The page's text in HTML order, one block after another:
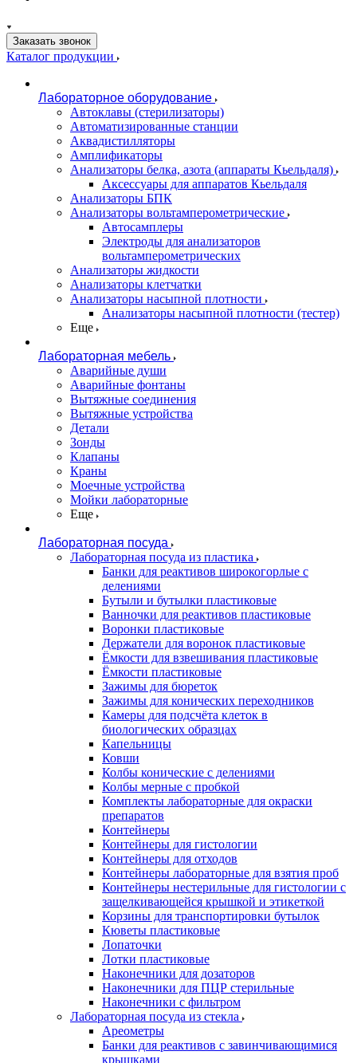
Заказать звонок
Каталог продукции
Лабораторное оборудование
Автоклавы (стерилизаторы)
Автоматизированные станции
Аквадистилляторы
Амплификаторы
Анализаторы белка, азота (аппараты Кьельдаля)
Аксессуары для аппаратов Кьельдаля
Анализаторы БПК
Анализаторы вольтамперометрические
Автосамплеры
Электроды для анализаторов
вольтамперометрических
Анализаторы жидкости
Анализаторы клетчатки
Анализаторы насыпной плотности
Анализаторы насыпной плотности (тестер)
Еще
Лабораторная мебель
Аварийные души
Аварийные фонтаны
Вытяжные соединения
Вытяжные устройства
Детали
Зонды
Клапаны
Краны
Моечные устройства
Мойки лабораторные
Еще
Лабораторная посуда
Лабораторная посуда из пластика
Банки для реактивов широкогорлые с
делениями
Бутыли и бутылки пластиковые
Ванночки для реактивов пластиковые
Воронки пластиковые
Держатели для воронок пластиковые
Ёмкости для взвешивания пластиковые
Ёмкости пластиковые
Зажимы для бюреток
Зажимы для конических переходников
Камеры для подсчёта клеток в
биологических образцах
Капельницы
Ковши
Колбы конические с делениями
Колбы мерные с пробкой
Комплекты лабораторные для окраски
препаратов
Контейнеры
Контейнеры для гистологии
Контейнеры для отходов
Контейнеры лабораторные для взятия проб
Контейнеры нестерильные для гистологии с
защелкивающейся крышкой и этикеткой
Корзины для транспортировки бутылок
Кюветы пластиковые
Лопаточки
Лотки пластиковые
Наконечники для дозаторов
Наконечники для ПЦР стерильные
Наконечники с фильтром
Лабораторная посуда из стекла
Ареометры
Банки для реактивов с завинчивающимися
крышками